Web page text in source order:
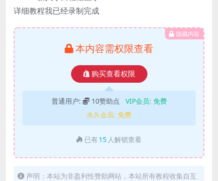
详细教程我已经录制完成
隐藏内容
本内容需权限查看
购买查看权限
普通用户: 10赞助点 VIP会员: 免费
永久会员: 免费
已有 15 人解锁查看
声明：本站为非盈利性赞助网站，本站所有教程收集自互